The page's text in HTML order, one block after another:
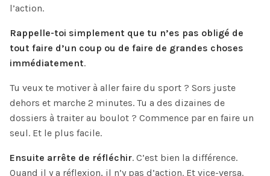
l’action.
Rappelle-toi simplement que tu n’es pas obligé de
tout faire d’un coup ou de faire de grandes choses
immédiatement.
Tu veux te motiver à aller faire du sport ? Sors juste
dehors et marche 2 minutes. Tu a des dizaines de
dossiers à traiter au boulot ? Commence par en faire un
seul. Et le plus facile.
Ensuite arrête de réfléchir. C’est bien la différence.
Quand il y a réflexion, il n’y pas d’action. Et vice-versa.